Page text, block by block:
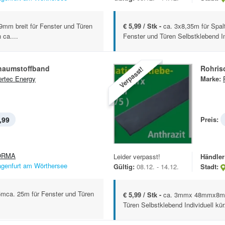
breit für Fenster und Türen
ca....
€ 5,99 / Stk - ca. 3x8,35m für
Fenster und Türen Selbstklebend
Energy
am Wörthersee
25m für Fenster und Türen
Verpasst! Marke:
Preis:
Leider verpasst!
Gültig: 08.12. - 14.12.
Stadt:
€ 5,99 / Stk - ca. 3mmx
Türen Selbstklebend Individuell